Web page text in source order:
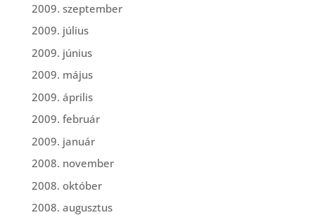
2009. szeptember
2009. július
2009. június
2009. május
2009. április
2009. február
2009. január
2008. november
2008. október
2008. augusztus